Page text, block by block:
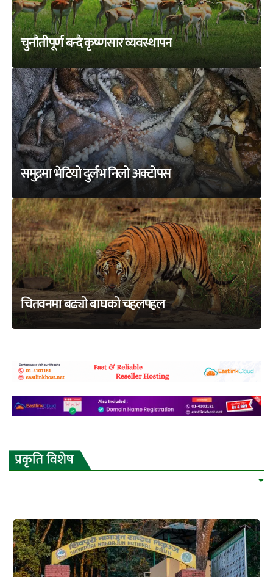
चुनौतीपूर्ण बन्दै कृष्णसार व्यवस्थापन
समुद्रमा भेटियो दुर्लभ निलो अक्टोपस
चितवनमा बढ्यो बाघको चहलपहल